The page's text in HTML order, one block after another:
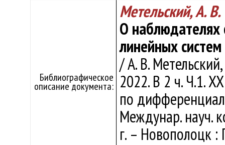
Библиографическое
описание документа:
Метельский, А. В.
О наблюдателях
линейных
/ А. В.
2022. В 2 ч. Ч.1.
по
Междунар. науч.
г. – Новополоцк :